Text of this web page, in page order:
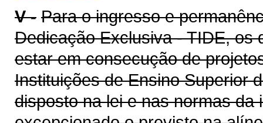
V - Para o ingresso e
Dedicação Exclusiva - TIDE, os
estar em consecução de
Instituições de Ensino Superior
disposto na lei e nas normas da